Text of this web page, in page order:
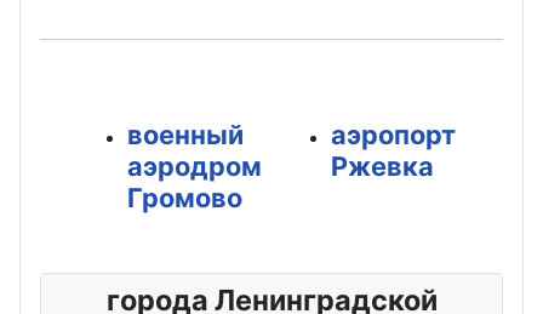
военный
аэродром
Громово
аэропорт
Ржевка
города Ленинградской